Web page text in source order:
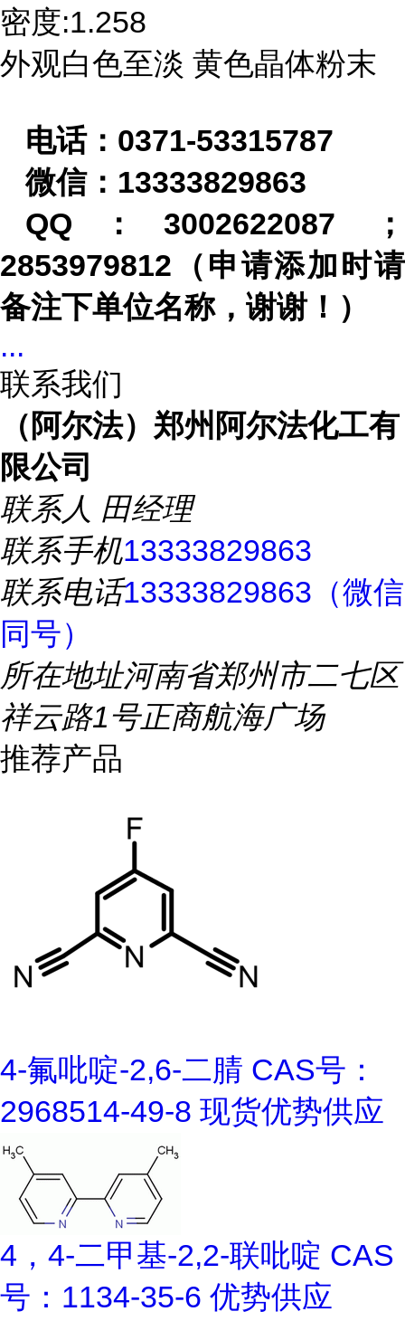
密度:1.258
外观白色至淡 黄色晶体粉末
电话： 0371-53315787
微信： 13333829863
QQ ：3002622087
；
2853979812 （申请添加时请
备注下单位名称，谢谢！）
...
联系我们
（阿尔法）郑州阿尔法化工有
限公司
联系人 田经理
联系手机13333829863
联系电话13333829863（微信
同号）
所在地址河南省郑州市二七区
祥云路1号正商航海广场
推荐产品
4-氟吡啶-2,6-二腈 CAS号：
2968514-49-8 现货优势供应
4，4-二甲基-2,2-联吡啶 CAS
号：1134-35-6 优势供应